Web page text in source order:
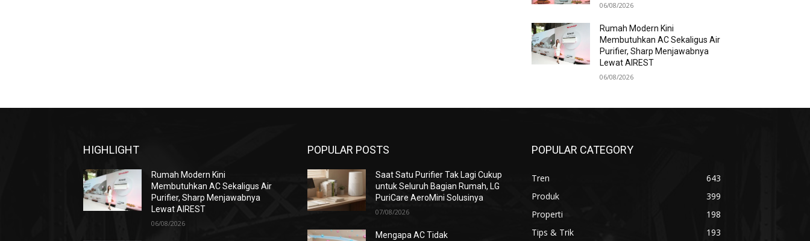
06/08/2026
Rumah Modern Kini
Membutuhkan AC Sekaligus Air
Purifier, Sharp Menjawabnya
Lewat AIREST
06/08/2026
HIGHLIGHT
Rumah Modern Kini
Membutuhkan AC Sekaligus Air
Purifier, Sharp Menjawabnya
Lewat AIREST
06/08/2026
POPULAR POSTS
Saat Satu Purifier Tak Lagi Cukup
untuk Seluruh Bagian Rumah, LG
PuriCare AeroMini Solusinya
07/08/2026
Mengapa AC Tidak
POPULAR CATEGORY
Tren
643
Produk
399
Properti
198
Tips & Trik
193